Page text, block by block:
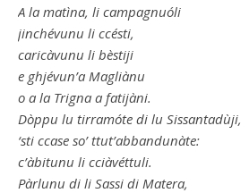
A la matìna, li campagnuóli
jinchévunu li ccésti,
caricàvunu li bèstiji
e ghjévun’a Magliànu
o a la Trigna a fatijàni.
Dòppu lu tirramóte di lu Sissantadùji,
‘sti ccase so’ ttut’abbandunàte:
c’àbitunu li cciàvéttuli.
Pàrlunu di li Sassi di Matera,